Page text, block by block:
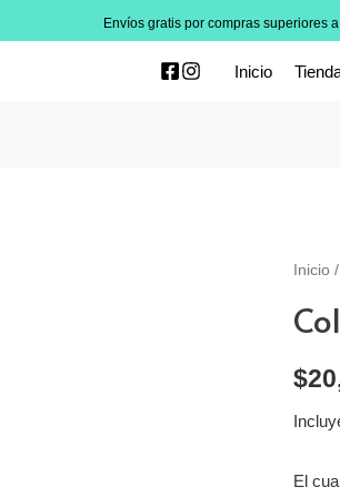
Envíos gratis por compras superiores
Inicio
Inicio /
$
El